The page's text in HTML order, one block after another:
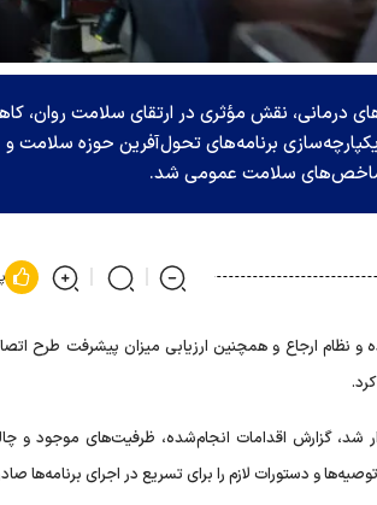
درمانی، نقش مؤثری در ارتقای سلامت روان،
برنامه‌های تحول‌آفرین حوزه سلامت و
شاخص‌های سلامت عمومی شد.
نظام ارجاع و همچنین ارزیابی میزان پیشرفت طرح
شد، گزارش اقدامات انجام‌شده، ظرفیت‌های موجود و
و دستورات لازم را برای تسریع در اجرای برنامه‌ها